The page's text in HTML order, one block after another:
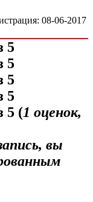
08-06-2017
(1 оценок,
вы